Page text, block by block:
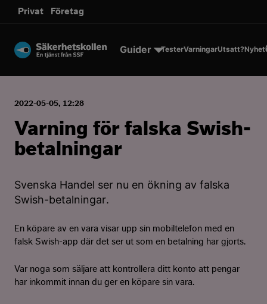
sms.
Privat Företag
Guider TesterVarningarUtsatt?
2022-05-05, 12:28
Varning för falska Swish-
betalningar
Svenska Handel ser nu en ökning av falska
Swish-betalningar.
En köpare av en vara visar upp sin mobiltelefon med en
falsk Swish-app där det ser ut som en betalning har gjorts.
Var noga som säljare att kontrollera ditt konto att pengar
har inkommit innan du ger en köpare sin vara.